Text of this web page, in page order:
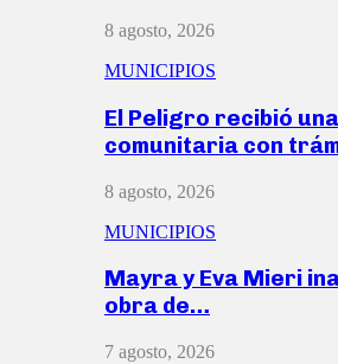
8 agosto, 2026
MUNICIPIOS
El Peligro recibió
comunitaria con
8 agosto, 2026
MUNICIPIOS
Mayra y Eva Mieri
obra de…
7 agosto, 2026